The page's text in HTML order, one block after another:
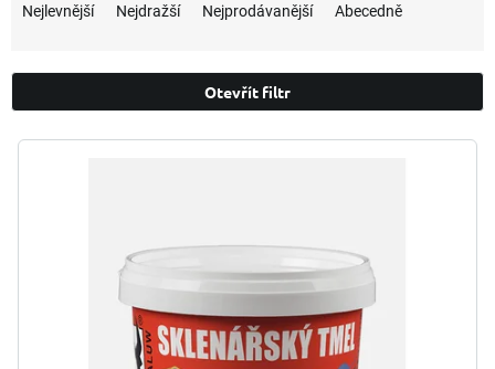
n
í
r
Nejlevnější Nejdražší Nejprodávanější Abecedně
Otevřít filtr
V